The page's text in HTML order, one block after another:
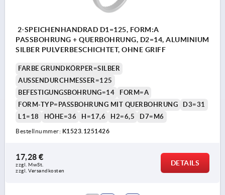
2-SPEICHENHANDRAD D1=125, FORM:A
PASSBOHRUNG + QUERBOHRUNG, D2=14, ALUMINIUM
SILBER PULVERBESCHICHTET, OHNE GRIFF
FARBE GRUNDKÖRPER=SILBER
AUSSENDURCHMESSER=125
BEFESTIGUNGSBOHRUNG=14
FORM=A
FORM-TYP=PASSBOHRUNG MIT QUERBOHRUNG
D3=31
L1=18
HÖHE=36 H=17,6 H2=6,5 D7=M6
Bestellnummer: K1523.1251426
17,28 €
zzgl. MwSt.
zzgl. Versandkosten
DETAILS